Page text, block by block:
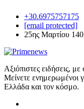
+30.6975757175
[email protected]
25ης Μαρτίου
Αξιόπιστες ειδήσεις,
Μείνετε ενημερωμένοι
Ελλάδα και τον κόσμο.